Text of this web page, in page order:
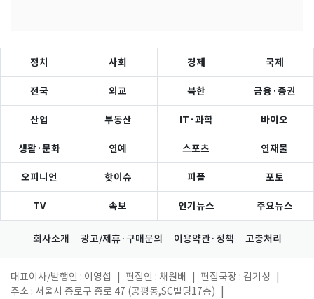
정치 사회 경제 국제
전국 외교 북한 금융·증권
산업 부동산 IT·과학 바이오
생활·문화 연예 스포츠 연재물
오피니언 핫이슈 피플 포토
TV 속보 인기뉴스 주요뉴스
회사소개 광고/제휴·구매문의 이용약관·정책 고충처리
대표이사/발행인 : 이영섭 편집인 : 채원배 편집국장 : 김기성
주소 : 서울시 종로구 종로 47 (공평동,SC빌딩17층)